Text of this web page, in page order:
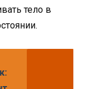
тело в